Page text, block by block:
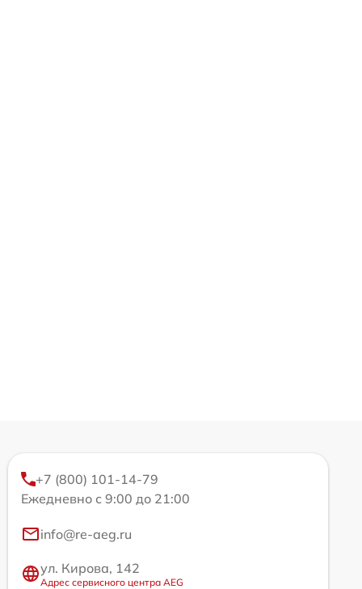
+7 (800) 101-14-79
Ежедневно с 9:00 до 21:00
info@re-aeg.ru
ул. Кирова, 142
Адрес сервисного центра AEG